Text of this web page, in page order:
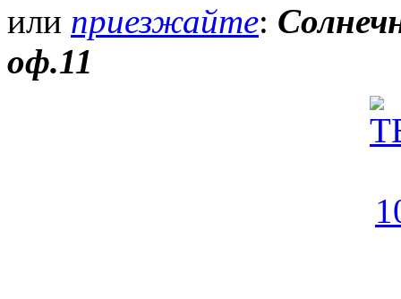
или приезжайте:
оф.11